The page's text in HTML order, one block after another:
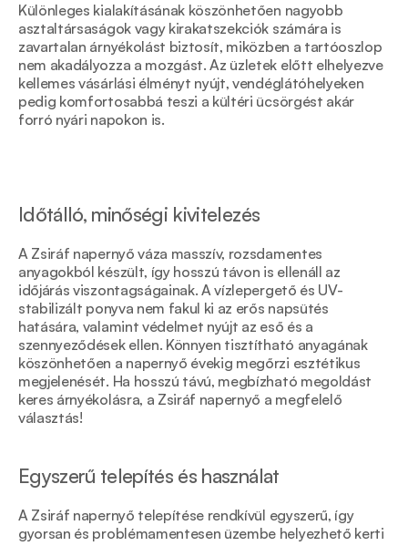
Különleges kialakításának köszönhetően nagyobb
asztaltársaságok vagy kirakatszekciók számára is
zavartalan árnyékolást biztosít, miközben a tartóoszlop
nem akadályozza a mozgást. Az üzletek előtt elhelyezve
kellemes vásárlási élményt nyújt, vendéglátóhelyeken
pedig komfortosabbá teszi a kültéri ücsörgést akár
forró nyári napokon is.
Időtálló, minőségi kivitelezés
A Zsiráf napernyő váza masszív, rozsdamentes
anyagokból készült, így hosszú távon is ellenáll az
időjárás viszontagságainak. A vízlepergető és UV-
stabilizált ponyva nem fakul ki az erős napsütés
hatására, valamint védelmet nyújt az eső és a
szennyeződések ellen. Könnyen tisztítható anyagának
köszönhetően a napernyő évekig megőrzi esztétikus
megjelenését. Ha hosszú távú, megbízható megoldást
keres árnyékolásra, a Zsiráf napernyő a megfelelő
választás!
Egyszerű telepítés és használat
A Zsiráf napernyő telepítése rendkívül egyszerű, így
gyorsan és problémamentesen üzembe helyezhető kerti